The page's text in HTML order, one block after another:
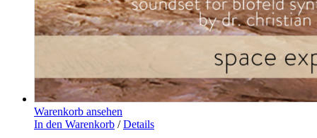
Warenkorb ansehen
In den Warenkorb / Details